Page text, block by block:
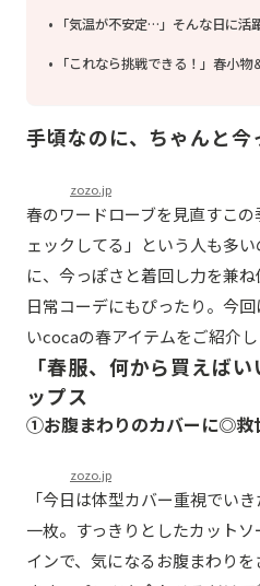
「気温が不安定…」そんな日に活
「これなら挑戦できる！」春小物
手頃なのに、ちゃんと
zozo.jp
春のワードローブを見直すこ
ェックしてる」という人も多
に、今っぽさと着回し力を兼
日常コーデにもぴったり。今
いcocaの春アイテムをご紹介し
「春服、何から買えば
ップス
①お腹まわりのカバーに◎救
zozo.jp
「今日は体型カバー重視でい
一枚。すっきりとしたカット
インで、気になるお腹まわり